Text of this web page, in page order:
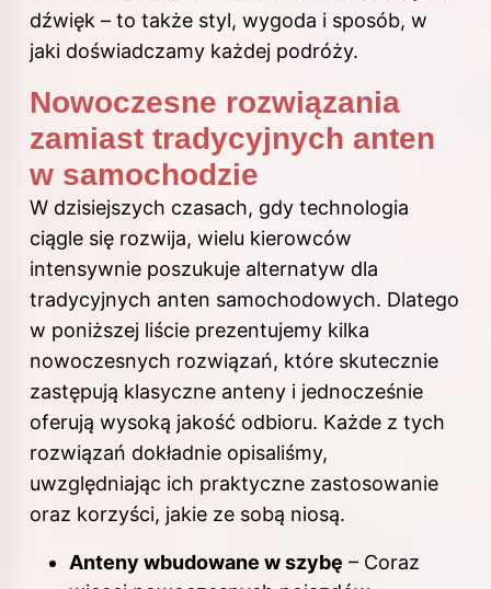
dźwięk – to także styl, wygoda i sposób, w
jaki doświadczamy każdej podróży.
Nowoczesne rozwiązania
zamiast tradycyjnych anten
w samochodzie
W dzisiejszych czasach, gdy technologia
ciągle się rozwija, wielu kierowców
intensywnie poszukuje alternatyw dla
tradycyjnych anten samochodowych. Dlatego
w poniższej liście prezentujemy kilka
nowoczesnych rozwiązań, które skutecznie
zastępują klasyczne anteny i jednocześnie
oferują wysoką jakość odbioru. Każde z tych
rozwiązań dokładnie opisaliśmy,
uwzględniając ich praktyczne zastosowanie
oraz korzyści, jakie ze sobą niosą.
Anteny wbudowane w szybę – Coraz